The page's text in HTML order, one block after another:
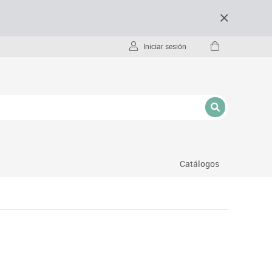
Iniciar sesión
Catálogos